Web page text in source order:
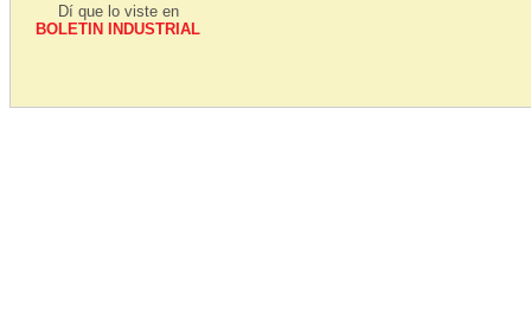
Dí que lo viste en
BOLETIN INDUSTRIAL